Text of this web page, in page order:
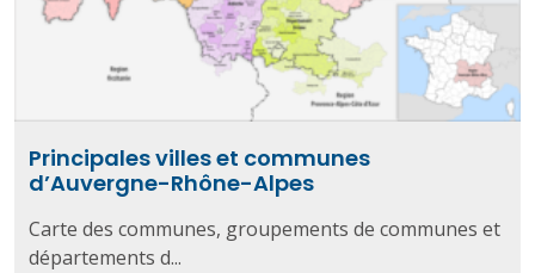
Principales villes et communes
d’Auvergne-Rhône-Alpes
Carte des communes, groupements de communes et
départements d...